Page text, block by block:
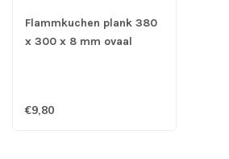
Flammkuchen plank 380
x 300 x 8 mm ovaal
€9,80